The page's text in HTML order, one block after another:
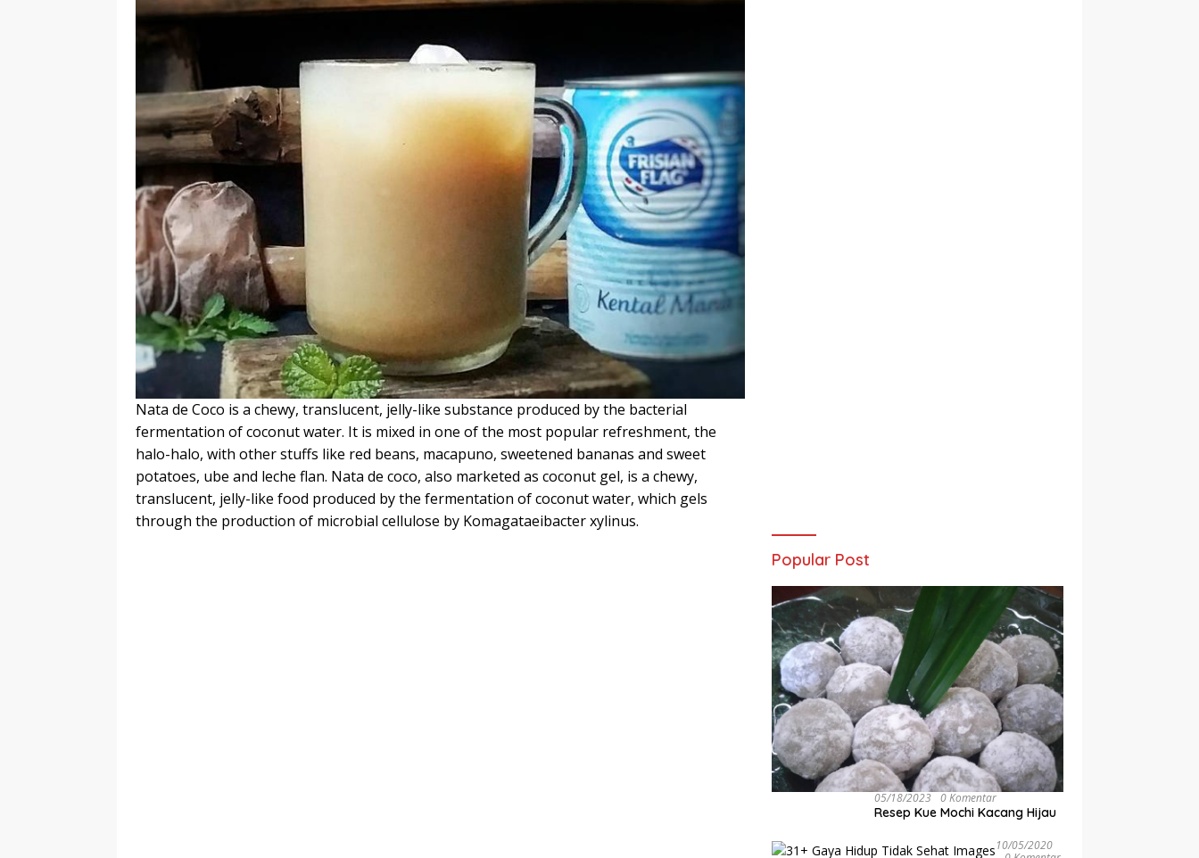
Nata de Coco is a chewy, translucent, jelly-like substance produced by the bacterial
fermentation of coconut water. It is mixed in one of the most popular refreshment, the
halo-halo, with other stuffs like red beans, macapuno, sweetened bananas and sweet
potatoes, ube and leche flan. Nata de coco, also marketed as coconut gel, is a chewy,
translucent, jelly-like food produced by the fermentation of coconut water, which gels
through the production of microbial cellulose by Komagataeibacter xylinus.
Popular Post
05/18/2023 0 Komentar
Resep Kue Mochi Kacang Hijau
10/05/2020